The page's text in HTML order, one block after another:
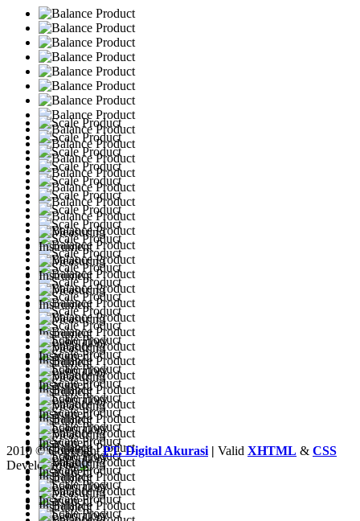
2010 © CopyrightPT. Digital Akurasi | Valid XHTML & CSS
Developed by